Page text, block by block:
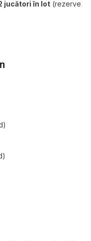
jucători în lot (rezerve